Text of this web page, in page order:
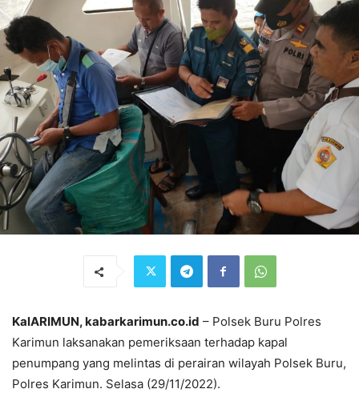
KalARIMUN, kabarkarimun.co.id – Polsek Buru Polres
Karimun laksanakan pemeriksaan terhadap kapal
penumpang yang melintas di perairan wilayah Polsek Buru,
Polres Karimun. Selasa (29/11/2022).